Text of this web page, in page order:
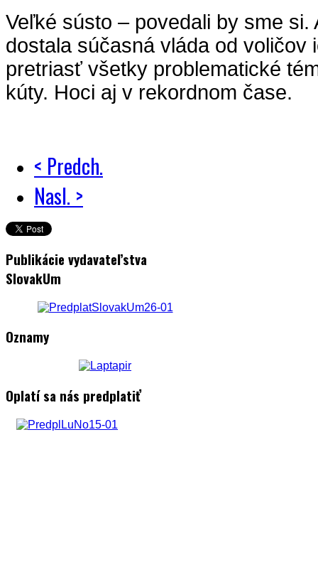
Veľké sústo – povedali by sme si.
dostala súčasná vláda od voličov
pretriasť všetky problematické
kúty. Hoci aj v rekordnom čase.
< Predch.
Nasl. >
Publikácie vydavateľstva
SlovakUm
Oznamy
Oplatí sa nás predplatiť